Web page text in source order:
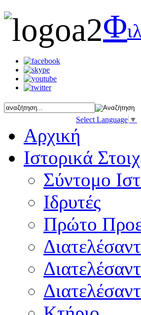
Φ
Select Language ▼
Αρχική
Ιστορικά
Σύντομο
Ιδρυτές
Πρώτο